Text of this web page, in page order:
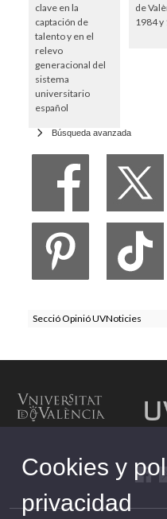
clave en la
captación de
talento y en el
relevo
generacional del
sistema
universitario
español
de
1984 y
Búsqueda avanzada
Secció Opinió UVNoticies
Cookies y
privacidad